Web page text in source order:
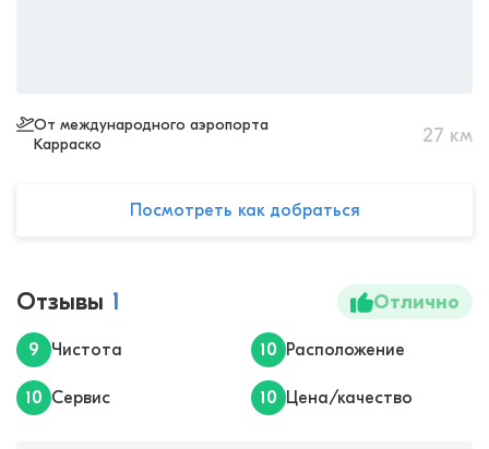
От международного аэропорта
Карраско
27 км
Посмотреть как добраться
Отзывы 1 Отлично
9 Чистота 10 Расположение
10 Сервис 10 Цена/качество